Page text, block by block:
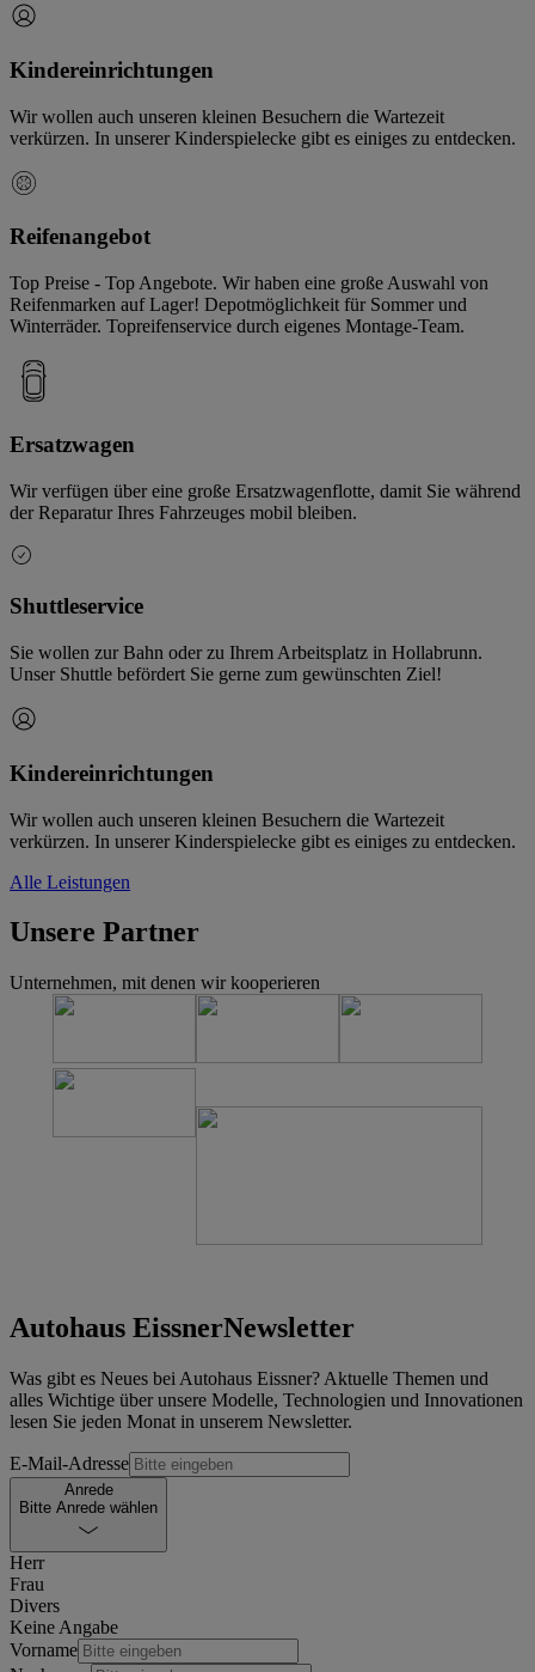
Kindereinrichtungen
Wir wollen auch unseren kleinen Besuchern die Wartezeit
verkürzen. In unserer Kinderspielecke gibt es einiges zu entdecken.
Reifenangebot
Top Preise - Top Angebote. Wir haben eine große Auswahl von
Reifenmarken auf Lager! Depotmöglichkeit für Sommer und
Winterräder. Topreifenservice durch eigenes Montage-Team.
Ersatzwagen
Wir verfügen über eine große Ersatzwagenflotte, damit Sie während
der Reparatur Ihres Fahrzeuges mobil bleiben.
Shuttleservice
Sie wollen zur Bahn oder zu Ihrem Arbeitsplatz in Hollabrunn.
Unser Shuttle befördert Sie gerne zum gewünschten Ziel!
Kindereinrichtungen
Wir wollen auch unseren kleinen Besuchern die Wartezeit
verkürzen. In unserer Kinderspielecke gibt es einiges zu entdecken.
Alle Leistungen
Unsere Partner
Unternehmen, mit denen wir kooperieren
Autohaus EissnerNewsletter
Was gibt es Neues bei Autohaus Eissner? Aktuelle Themen und
alles Wichtige über unsere Modelle, Technologien und Innovationen
lesen Sie jeden Monat in unserem Newsletter.
E-Mail-Adresse
Anrede
Bitte Anrede wählen
Herr
Frau
Divers
Keine Angabe
Vorname